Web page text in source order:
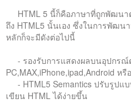
HTML 5 นี้ก็คือภาษาที่ถูกพัฒนา
ถึง HTML5 นั้นเอง ซึ่งในการพัฒน
หลักก็จะมีดังต่อไปนี้
- รองรับการแสดงผลบนอุปกรณ์
PC,MAX,iPhone,ipad,Android ห
- HTML5 Semantics ปรับรูปแบ
เขียน HTML ได้ง่ายขึ้น